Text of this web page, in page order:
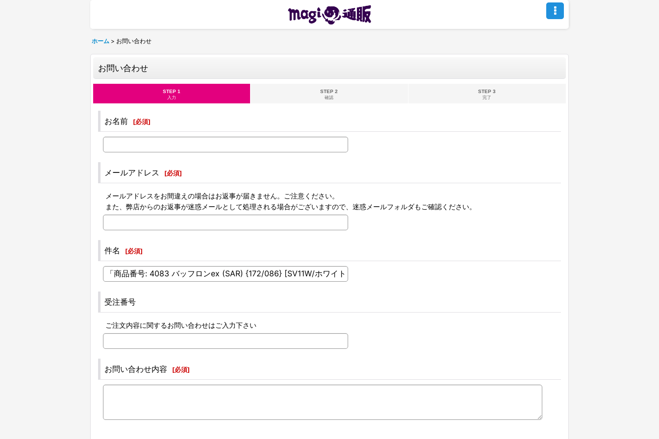
ホーム > お問い合わせ
お問い合わせ
STEP 1
入力
STEP 2
確認
STEP 3
完了
お名前 [必須]
メールアドレス [必須]
メールアドレスをお間違えの場合はお返事が届きません。ご注意ください。
また、弊店からのお返事が迷惑メールとして処理される場合がございますので、迷惑メールフォルダもご確認ください。
件名 [必須]
受注番号
ご注文内容に関するお問い合わせはご入力下さい
お問い合わせ内容 [必須]